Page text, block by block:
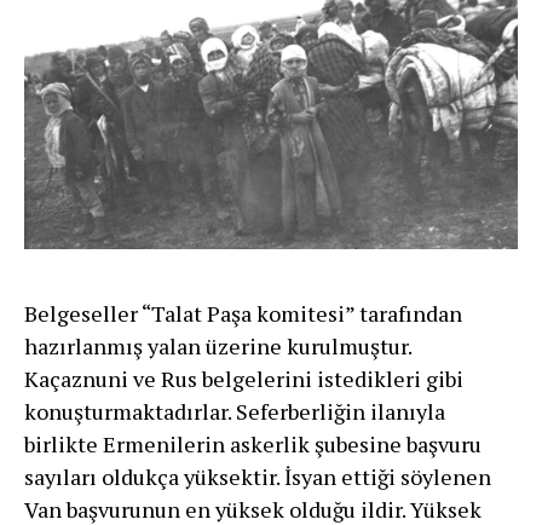
Belgeseller “Talat Paşa komitesi” tarafından
hazırlanmış yalan üzerine kurulmuştur.
Kaçaznuni ve Rus belgelerini istedikleri gibi
konuşturmaktadırlar. Seferberliğin ilanıyla
birlikte Ermenilerin askerlik şubesine başvuru
sayıları oldukça yüksektir. İsyan ettiği söylenen
Van başvurunun en yüksek olduğu ildir. Yüksek